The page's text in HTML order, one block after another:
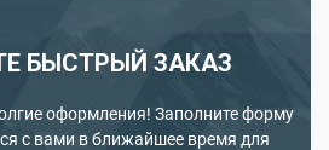
БЫСТРЫЙ ЗАКАЗ
оформления! Заполните форму
с вами в ближайшее время для